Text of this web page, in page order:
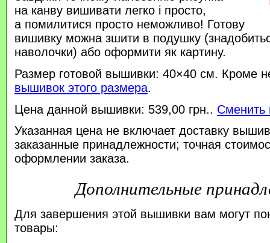
на канву вишивати легко і просто,
а помилитися просто неможливо! Готову
вишивку можна зшити в подушку
наволочки) або оформити як картину.
Размер готовой вышивки: 40×40 см. Кроме
вышивок этого размера.
Цена данной вышивки: 539,00 грн.. Сменить
Указанная цена не включает доставку
заказанные принадлежности; точная
оформлении заказа.
Дополнительные
Для завершения этой вышивки вам могут
товары: